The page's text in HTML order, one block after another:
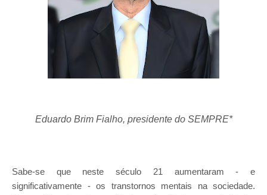
Eduardo Brim Fialho, presidente do SEMPRE*
Sabe-se que neste século 21 aumentaram - e
significativamente - os transtornos mentais na sociedade.